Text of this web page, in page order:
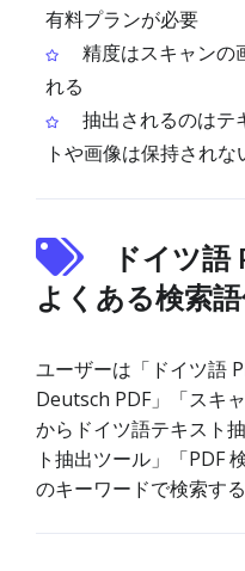
有料プランが必要
精度はスキャンの
れる
抽出されるのはテ
トや画像は保持されな
ドイツ語
よくある検索
ユーザーは「ドイツ語
Deutsch PDF」「スキ
からドイツ語テキスト
ト抽出ツール」「PDF
のキーワードで検索す